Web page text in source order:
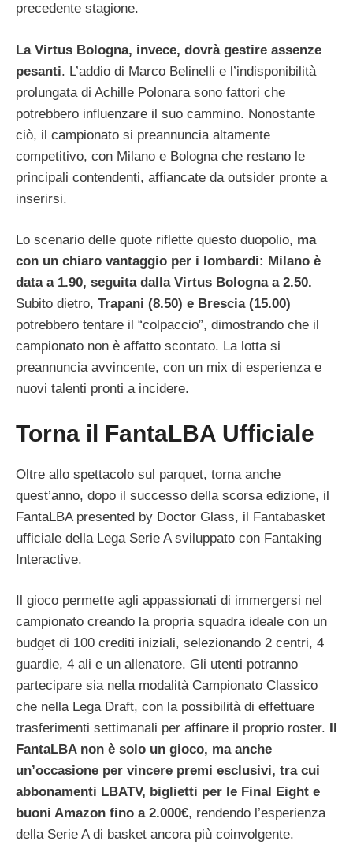
precedente stagione.
La Virtus Bologna, invece, dovrà gestire assenze
pesanti. L’addio di Marco Belinelli e l’indisponibilità
prolungata di Achille Polonara sono fattori che
potrebbero influenzare il suo cammino. Nonostante
ciò, il campionato si preannuncia altamente
competitivo, con Milano e Bologna che restano le
principali contendenti, affiancate da outsider pronte a
inserirsi.
Lo scenario delle quote riflette questo duopolio, ma
con un chiaro vantaggio per i lombardi: Milano è
data a 1.90, seguita dalla Virtus Bologna a 2.50.
Subito dietro, Trapani (8.50) e Brescia (15.00)
potrebbero tentare il “colpaccio”, dimostrando che il
campionato non è affatto scontato. La lotta si
preannuncia avvincente, con un mix di esperienza e
nuovi talenti pronti a incidere.
Torna il FantaLBA Ufficiale
Oltre allo spettacolo sul parquet, torna anche
quest’anno, dopo il successo della scorsa edizione, il
FantaLBA presented by Doctor Glass, il Fantabasket
ufficiale della Lega Serie A sviluppato con Fantaking
Interactive.
Il gioco permette agli appassionati di immergersi nel
campionato creando la propria squadra ideale con un
budget di 100 crediti iniziali, selezionando 2 centri, 4
guardie, 4 ali e un allenatore. Gli utenti potranno
partecipare sia nella modalità Campionato Classico
che nella Lega Draft, con la possibilità di effettuare
trasferimenti settimanali per affinare il proprio roster.
FantaLBA non è solo un gioco, ma anche
un’occasione per vincere premi esclusivi, tra cui
abbonamenti LBATV, biglietti per le Final Eight e
buoni Amazon fino a 2.000€, rendendo l’esperienza
della Serie A di basket ancora più coinvolgente.